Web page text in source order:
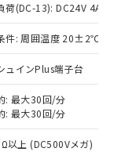
荷(DC-13): DC24V 4A/
件: 周囲温度 20±2℃、
ュインPlus端子台
: 最大30回/分
: 最大30回/分
以上 (DC500Vメガ)
のうえ
事業取扱
準価格
ので
中には、
物質）の
出す予
質）の
中の
RoHSの
の